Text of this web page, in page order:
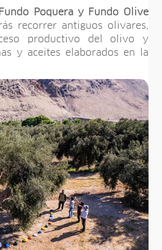
Poquera y Fundo Olive
recorrer antiguos olivares,
productivo del olivo y
y aceites elaborados en la